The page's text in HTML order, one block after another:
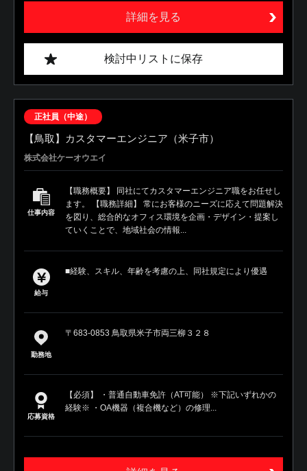
詳細を見る
検討中リストに保存
正社員（中途）
【鳥取】カスタマーエンジニア（米子市）
株式会社ケーオウエイ
仕事内容
【職務概要】 同社にてカスタマーエンジニア職をお任せし
ます。 【職務詳細】 常にお客様のニーズに応えて問題解決
を図り、総合的なオフィス環境を企画・デザイン・提案し
ていくことで、地域社会の情報...
給与
■経験、スキル、年齢を考慮の上、同社規定により優遇
勤務地
〒683-0853 鳥取県米子市両三柳３２８
応募資格
【必須】 ・普通自動車免許（AT可能） ※下記いずれかの
経験※ ・OA機器（複合機など）の修理...